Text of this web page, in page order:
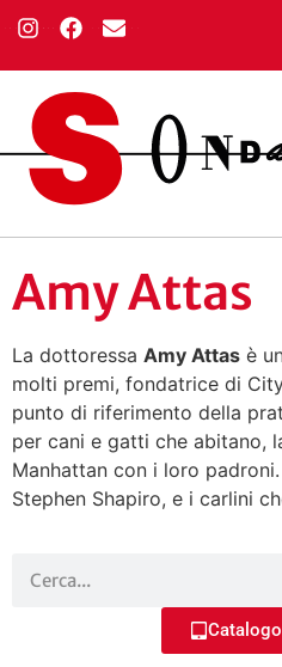
Amy Attas
La dottoressa Amy Attas è
molti premi, fondatrice di
punto di riferimento della
per cani e gatti che abitano,
Manhattan con i loro
Stephen Shapiro, e i carlini